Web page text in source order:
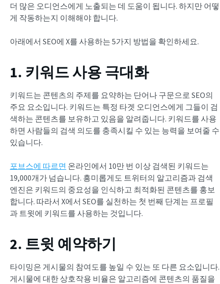
더 많은 오디언스에게 노출되는 데 도움이 됩니다. 하지만 어떻
게 작동하는지 이해해야 합니다.
아래에서 SEO에 X를 사용하는 5가지 방법을 확인하세요.
1. 키워드 사용 극대화
키워드는 콘텐츠의 주제를 요약하는 단어나 구문으로 SEO의
주요 요소입니다. 키워드는 특정 타겟 오디언스에게 그들이 검
색하는 콘텐츠를 보유하고 있음을 알려줍니다. 키워드를 사용
하면 사람들의 검색 의도를 충족시킬 수 있는 능력을 보여줄 수
있습니다.
포브스에 따르면 온라인에서 10만 번 이상 검색된 키워드는
19,000개가 넘습니다. 흥미롭게도 트위터의 알고리즘과 검색
엔진은 키워드의 중요성을 인식하고 최적화된 콘텐츠를 홍보
합니다. 따라서 X에서 SEO를 실천하는 첫 번째 단계는 프로필
과 트윗에 키워드를 사용하는 것입니다.
2. 트윗 예약하기
타이밍은 게시물의 참여도를 높일 수 있는 또 다른 요소입니다.
게시물에 대한 상호작용 비율은 알고리즘에 콘텐츠의 품질을